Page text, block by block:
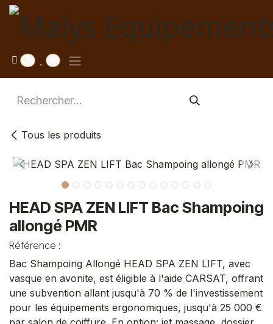
Se rendre au contenu
Tous les produits
HEAD SPA ZEN LIFT Bac Shampoing
allongé PMR
Référence :
Bac Shampoing Allongé HEAD SPA ZEN LIFT, avec
vasque en avonite, est éligible à l'aide CARSAT, offrant
une subvention allant jusqu'à 70 % de l'investissement
pour les équipements ergonomiques, jusqu'à 25 000 €